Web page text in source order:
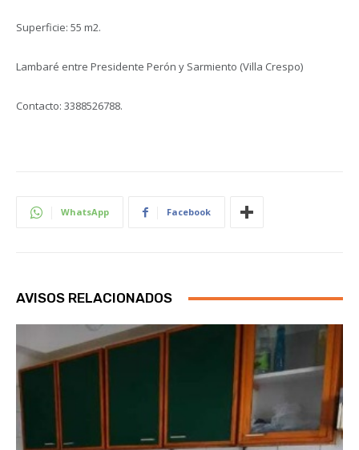
Superficie: 55 m2.
Lambaré entre Presidente Perón y Sarmiento (Villa Crespo)
Contacto: 3388526788.
WhatsApp Facebook
AVISOS RELACIONADOS